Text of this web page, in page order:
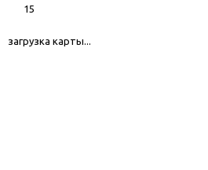
15
загрузка карты...